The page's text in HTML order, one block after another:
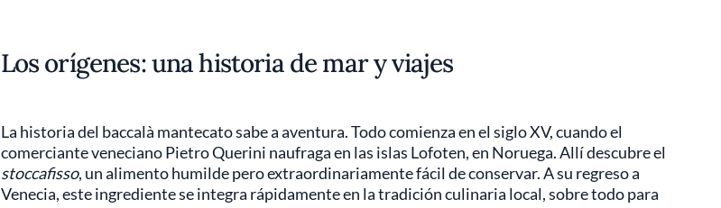
Los orígenes: una historia de mar y viajes
La historia del baccalà mantecato sabe a aventura. Todo comienza en el siglo XV, cuando el
comerciante veneciano Pietro Querini naufraga en las islas Lofoten, en Noruega. Allí descubre el
stoccafisso, un alimento humilde pero extraordinariamente fácil de conservar. A su regreso a
Venecia, este ingrediente se integra rápidamente en la tradición culinaria local, sobre todo para